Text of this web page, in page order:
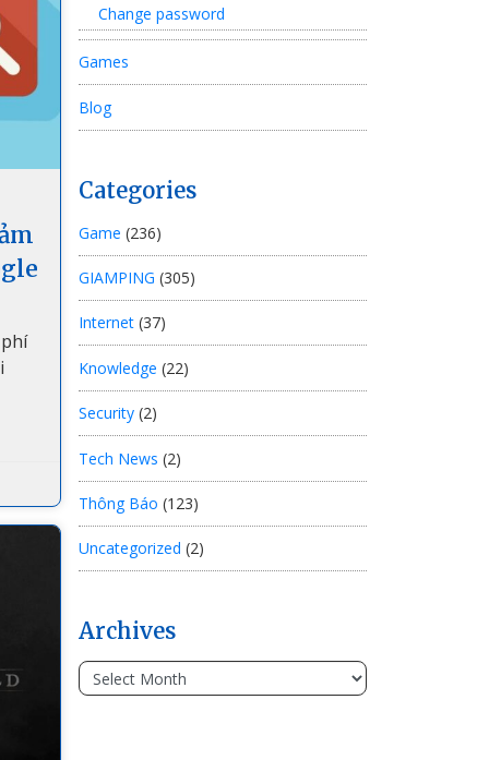
Change password
Games
Blog
Categories
Game (236)
GIAMPING (305)
Internet (37)
Knowledge (22)
Security (2)
Tech News (2)
Thông Báo (123)
Uncategorized (2)
Archives